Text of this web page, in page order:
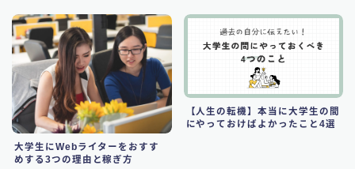
大学生にWebライターをおすす
めする3つの理由と稼ぎ方
【人生の転機】本当に大学生の間
にやっておけばよかったこと4選